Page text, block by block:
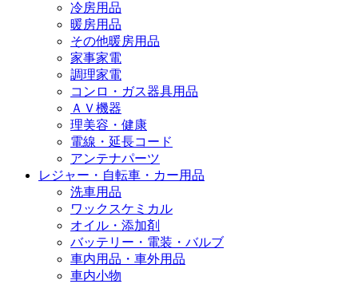
冷房用品
暖房用品
その他暖房用品
家事家電
調理家電
コンロ・ガス器具用品
ＡＶ機器
理美容・健康
電線・延長コード
アンテナパーツ
レジャー・自転車・カー用品
洗車用品
ワックスケミカル
オイル・添加剤
バッテリー・電装・バルブ
車内用品・車外用品
車内小物